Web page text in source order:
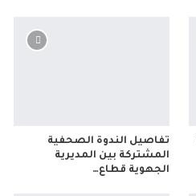
تفاصيل الندوة الصحفية
المشتركة بين المديرية
الجهوية قطاع…